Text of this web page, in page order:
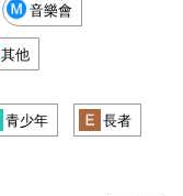
音樂會
其他
青少年 長者